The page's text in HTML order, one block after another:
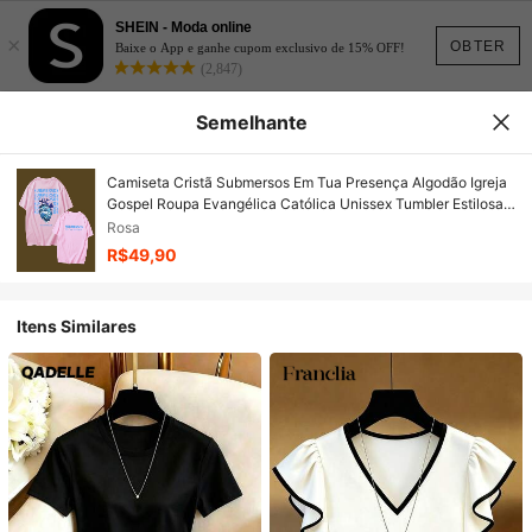
OBTER
×
SHEIN - Moda online
Baixe o App e ganhe cupom exclusivo de 15% OFF!
(2,847)
Semelhante
Camiseta Cristã Submersos Em Tua Presença Algodão Igreja
Gospel Roupa Evangélica Católica Unissex Tumbler Estilosa
Deus Jesus
Rosa
R$49,90
Itens Similares